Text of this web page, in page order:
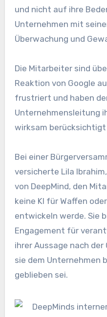
und nicht auf ihre
Unternehmen mit
Überwachung und
Die Mitarbeiter sind
Reaktion von Google
frustriert und haben
Unternehmensleitung
wirksam
Bei einer
versicherte Lila
von DeepMind, den
keine KI für Waffen
entwickeln werde. Sie
Engagement für
ihrer Aussage nach
sie dem Unternehmen
geblieben sei.